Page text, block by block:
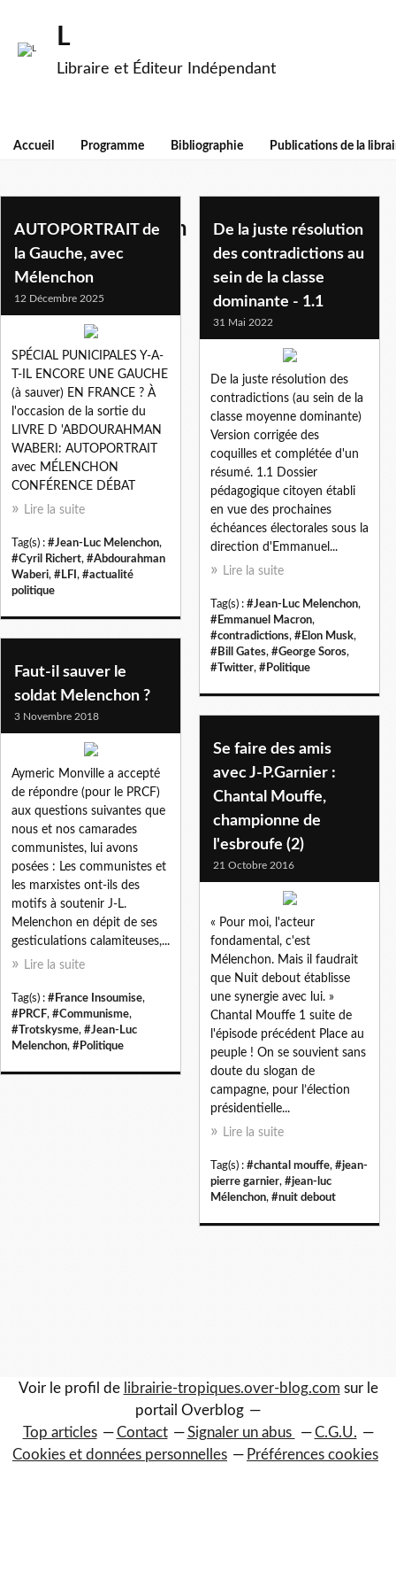
L
Libraire et Éditeur Indépendant
Accueil Programme Bibliographie Publications de la
jean-luc melenchon
AUTOPORTRAIT de
la Gauche, avec
Mélenchon
12 Décembre 2025
SPÉCIAL PUNICIPALES Y-A-
T-IL ENCORE UNE GAUCHE
(à sauver) EN FRANCE ? À
l'occasion de la sortie du
LIVRE D 'ABDOURAHMAN
WABERI: AUTOPORTRAIT
avec MÉLENCHON
CONFÉRENCE DÉBAT
Lire la suite
Tag(s) : #Jean-Luc Melenchon,
#Cyril Richert, #Abdourahman
Waberi, #LFI , #actualité
politique
De la juste résolution
des contradictions au
sein de la classe
dominante - 1.1
31 Mai 2022
De la juste résolution des
contradictions (au sein de la
classe moyenne dominante)
Version corrigée des
coquilles et complétée d'un
résumé. 1.1 Dossier
pédagogique citoyen établi
en vue des prochaines
échéances électorales sous la
direction d'Emmanuel...
Lire la suite
Tag(s) : #Jean-Luc Melenchon,
#Emmanuel Macron,
#contradictions, #Elon Musk,
#Bill Gates, #George Soros,
#Twitter, #Politique
Faut-il sauver le
soldat Melenchon ?
3 Novembre 2018
Aymeric Monville a accepté
de répondre (pour le PRCF)
aux questions suivantes que
nous et nos camarades
communistes, lui avons
posées : Les communistes et
les marxistes ont-ils des
motifs à soutenir J-L.
Melenchon en dépit de ses
gesticulations calamiteuses,...
Lire la suite
Tag(s) : #France Insoumise,
#PRCF, #Communisme,
#Trotskysme, #Jean-Luc
Melenchon, #Politique
Se faire des amis
avec J-P.Garnier :
Chantal Mouffe,
championne de
l'esbroufe (2)
21 Octobre 2016
« Pour moi, l'acteur
fondamental, c'est
Mélenchon. Mais il faudrait
que Nuit debout établisse
une synergie avec lui. »
Chantal Mouffe 1 suite de
l'épisode précédent Place au
peuple ! On se souvient sans
doute du slogan de
campagne, pour l’élection
présidentielle...
Lire la suite
Tag(s) : #chantal mouffe, #jean-
pierre garnier, #jean-luc
Mélenchon, #nuit debout
Voir le profil de librairie-tropiques.over-blog.com sur le
portail Overblog
Top articles
Contact Signaler un abus
C.G.U.
Cookies et données personnelles
Préférences cookies